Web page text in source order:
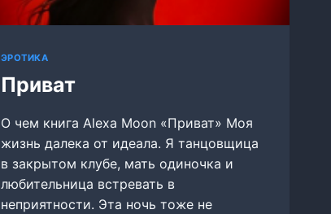
ЭРОТИКА
Приват
О чем книга Alexa Moon «Приват» Моя
жизнь далека от идеала. Я танцовщица
в закрытом клубе, мать одиночка и
любительница встревать в
неприятности. Эта ночь тоже не